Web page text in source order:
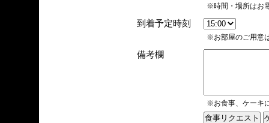
※時間・場所はお
到着予定時刻
※お部屋のご用意
備考欄
※お食事、ケーキ